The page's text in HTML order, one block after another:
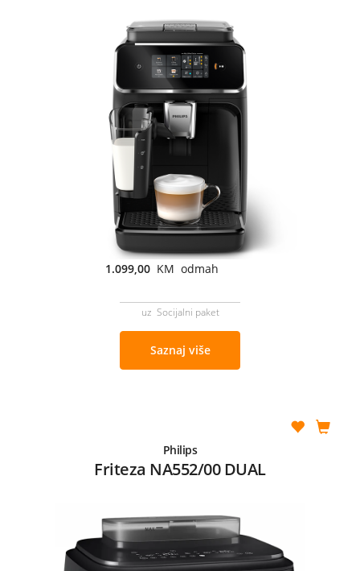
1.099,00 KM odmah
uz Socijalni paket
Saznaj više
Philips
Friteza NA552/00 DUAL